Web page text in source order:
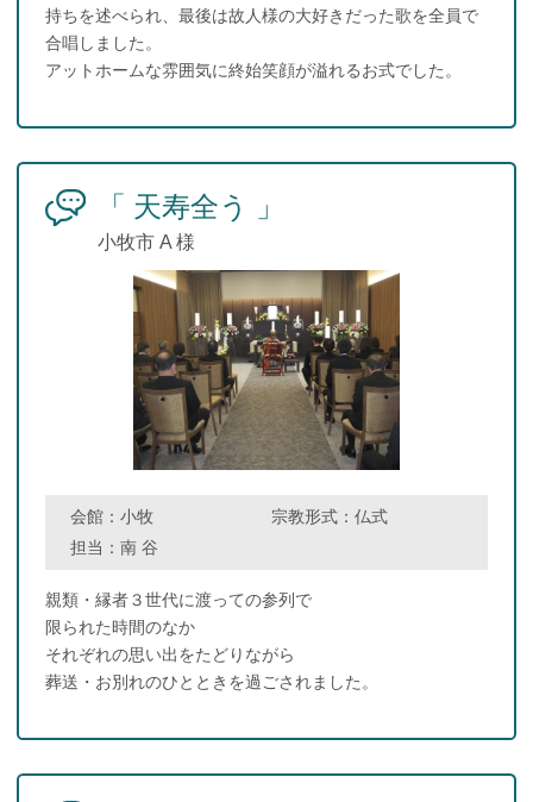
持ちを述べられ、最後は故人様の大好きだった歌を全員で
合唱しました。
アットホームな雰囲気に終始笑顔が溢れるお式でした。
「 天寿全う 」
小牧市 A 様
会館：小牧 宗教形式： 仏式
担当：南 谷
親類・縁者３世代に渡っての参列で
限られた時間のなか
それぞれの思い出をたどりながら
葬送・お別れのひとときを過ごされました。